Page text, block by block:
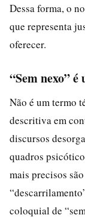
Dessa forma, o
que representa
oferecer.
“Sem nexo”
Não é um termo
descritiva em
discursos
quadros
mais precisos
coloquial de